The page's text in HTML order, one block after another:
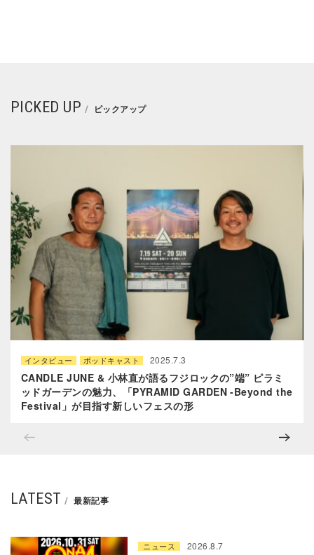
PICKED UP ピックアップ
インタビュー ポッドキャスト 2025.7.3
CANDLE JUNE & 小林直が語るフジロックの”端” ピラミ
ッドガーデンの魅力、「PYRAMID GARDEN -Beyond the
Festival」が目指す新しいフェスの形
LATEST 最新記事
ニュース 2026.8.7